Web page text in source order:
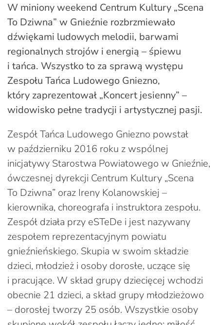
W miniony weekend Centrum Kultury „Scena
To Dziwna” w Gnieźnie rozbrzmiewało
dźwiękami ludowych melodii, barwami
regionalnych strojów i energią – śpiewu
i tańca. Wszystko to za sprawą występu
Zespołu Tańca Ludowego Gniezno,
który zaprezentował „Koncert jesienny” –
widowisko pełne tradycji i artystycznej pasji.
Zespół Tańca Ludowego Gniezno powstał
w październiku 2016 roku z wspólnej
inicjatywy Starostwa Powiatowego w Gnieźnie,
ówczesnej dyrekcji Centrum Kultury „Scena
To Dziwna” oraz Ireny Kolanowskiej –
kierownika, choreografa i instruktora zespołu.
Zespół działa przy eSTeDe i jest nazywany
zespołem reprezentacyjnym powiatu
gnieźnieńskiego. Skupia w swoim składzie
dzieci, młodzież i osoby dorosłe, uczące się
i pracujące. W skład grupy dziecięcej wchodzi
obecnie 21 dzieci, a skład grupy młodzieżowo
– dorosłej tworzy 25 osób. Wszystkie osoby